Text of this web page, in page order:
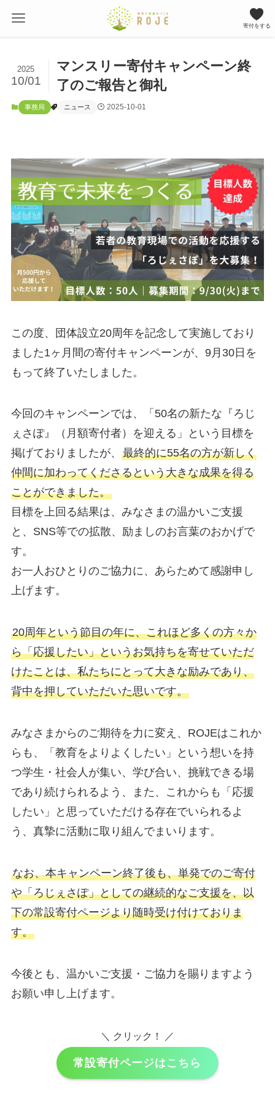
寄付をする
マンスリー寄付キャンペーン終
了のご報告と御礼
2025
10/01
事務局 ニュース 2025-10-01
この度、団体設立20周年を記念して実施しており
ました1ヶ月間の寄付キャンペーンが、9月30日を
もって終了いたしました。
今回のキャンペーンでは、「50名の新たな『ろじ
ぇさぽ』（月額寄付者）を迎える」という目標を
掲げておりましたが、 最終的に55名の方が新しく
仲間に加わってくださるという大きな成果を得る
ことができました。
目標を上回る結果は、みなさまの温かいご支援
と、SNS等での拡散、励ましのお言葉のおかげで
す。
お一人おひとりのご協力に、あらためて感謝申し
上げます。
20周年という節目の年に、これほど多くの方々か
ら「応援したい」というお気持ちを寄せていただ
けたことは、私たちにとって大きな励みであり、
背中を押していただいた思いです。
みなさまからのご期待を力に変え、ROJEはこれか
らも、「教育をよりよくしたい」という想いを持
つ学生・社会人が集い、学び合い、挑戦できる場
であり続けられるよう、また、これからも「応援
したい」と思っていただける存在でいられるよ
う、真摯に活動に取り組んでまいります。
なお、本キャンペーン終了後も、単発でのご寄付
や「ろじぇさぽ」としての継続的なご支援を、以
下の常設寄付ページより随時受け付けておりま
す。
今後とも、温かいご支援・ご協力を賜りますよう
お願い申し上げます。
＼ クリック！ ／
常設寄付ページはこちら